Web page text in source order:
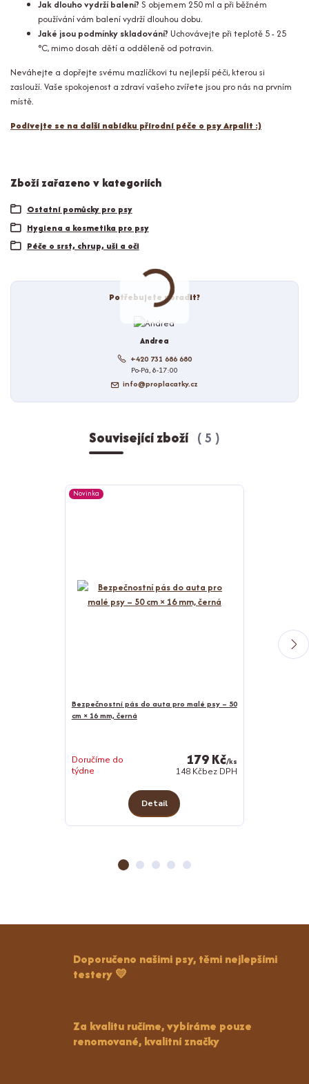
Jak dlouho vydrží balení? S objemem 250 ml a při běžném
používání vám balení vydrží dlouhou dobu.
Jaké jsou podmínky skladování? Uchovávejte při teplotě 5 - 25
°C, mimo dosah dětí a odděleně od potravin.
Neváhejte a dopřejte svému mazlíčkovi tu nejlepší péči, kterou si
zaslouží. Vaše spokojenost a zdraví vašeho zvířete jsou pro nás na prvním
místě.
Podívejte se na další nabídku přírodní péče o psy Arpalit :)
Zboží zařazeno v kategoriích
Ostatní pomůcky pro psy
Hygiena a kosmetika pro psy
Péče o srst, chrup, uši a oči
Potřebujete poradit?
Andrea
+420 731 686 680
Po-Pá, 8-17:00
info@proplacatky.cz
Související zboží 5
Novinka
Bezpečnostní pás do auta pro malé psy – 50
cm × 16 mm, černá
179 Kč/ks
148 Kčbez DPH
Doručíme do
týdne
Detail
Doporučeno našimi psy, těmi nejlepšími
testery 💛
Za kvalitu ručíme, vybíráme pouze
renomované, kvalitní značky